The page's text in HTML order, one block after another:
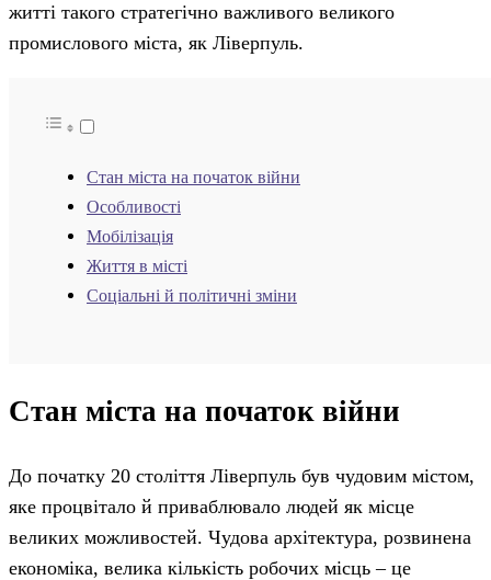
житті такого стратегічно важливого великого
промислового міста, як Ліверпуль.
Стан міста на початок війни
Особливості
Мобілізація
Життя в місті
Соціальні й політичні зміни
Стан міста на початок війни
До початку 20 століття Ліверпуль був чудовим містом,
яке процвітало й приваблювало людей як місце
великих можливостей. Чудова архітектура, розвинена
економіка, велика кількість робочих місць – це